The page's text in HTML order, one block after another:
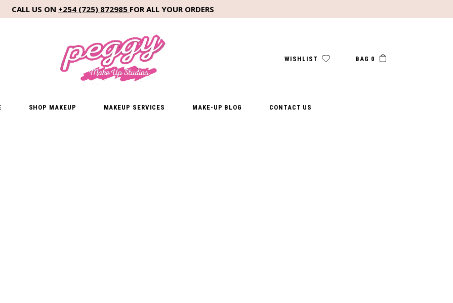
CALL US ON +254 (725) 872985 FOR ALL YOUR ORDERS
WISHLIST BAG 0
SHOP MAKEUP MAKEUP SERVICES MAKE-UP BLOG CONTACT US